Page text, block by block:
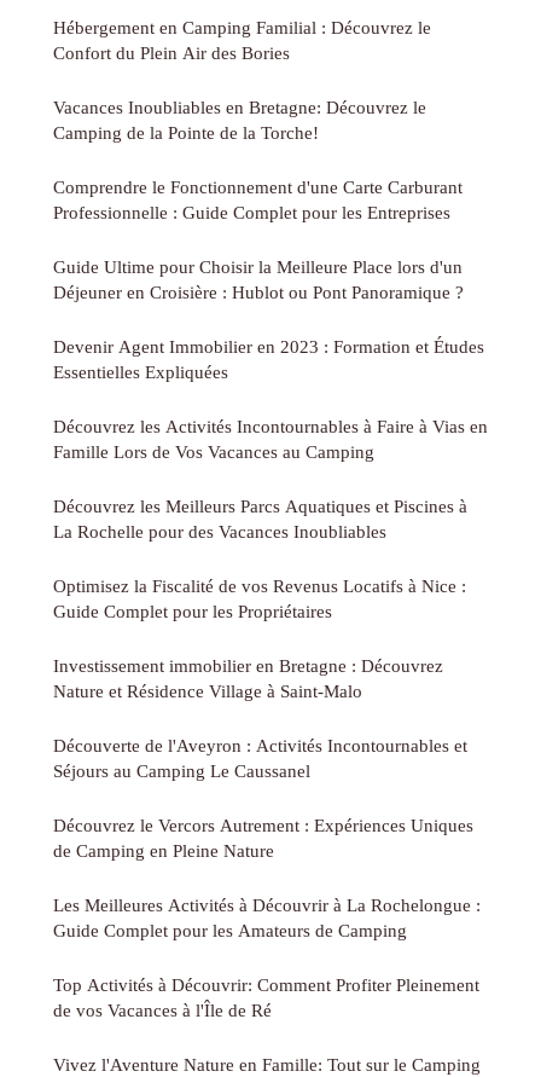
Hébergement en Camping Familial : Découvrez le
Confort du Plein Air des Bories
Vacances Inoubliables en Bretagne: Découvrez le
Camping de la Pointe de la Torche!
Comprendre le Fonctionnement d'une Carte Carburant
Professionnelle : Guide Complet pour les Entreprises
Guide Ultime pour Choisir la Meilleure Place lors d'un
Déjeuner en Croisière : Hublot ou Pont Panoramique ?
Devenir Agent Immobilier en 2023 : Formation et Études
Essentielles Expliquées
Découvrez les Activités Incontournables à Faire à Vias en
Famille Lors de Vos Vacances au Camping
Découvrez les Meilleurs Parcs Aquatiques et Piscines à
La Rochelle pour des Vacances Inoubliables
Optimisez la Fiscalité de vos Revenus Locatifs à Nice :
Guide Complet pour les Propriétaires
Investissement immobilier en Bretagne : Découvrez
Nature et Résidence Village à Saint-Malo
Découverte de l'Aveyron : Activités Incontournables et
Séjours au Camping Le Caussanel
Découvrez le Vercors Autrement : Expériences Uniques
de Camping en Pleine Nature
Les Meilleures Activités à Découvrir à La Rochelongue :
Guide Complet pour les Amateurs de Camping
Top Activités à Découvrir: Comment Profiter Pleinement
de vos Vacances à l'Île de Ré
Vivez l'Aventure Nature en Famille: Tout sur le Camping